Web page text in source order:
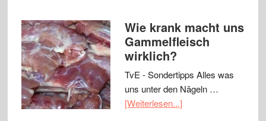
Wie krank macht uns
Gammelfleisch
wirklich?
TvE - Sondertipps Alles was
uns unter den Nägeln …
[Weiterlesen...]